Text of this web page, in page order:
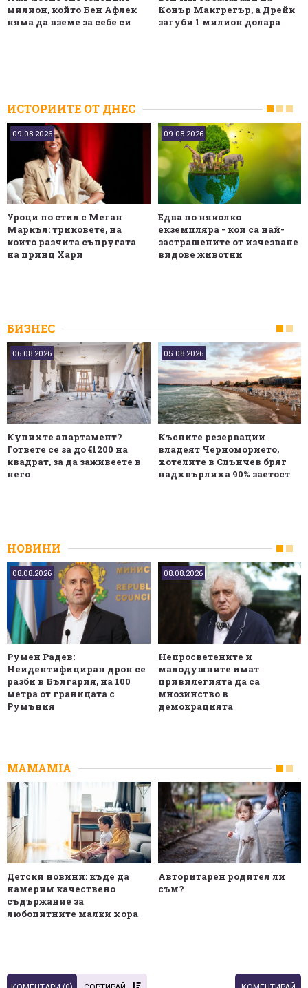
милион, който Бен Афлек
няма да вземе за себе си
Конър Макгрегър, а Дрейк
загуби 1 милион долара
ИСТОРИИТЕ ОТ ДНЕС
09.08.2026
Уроци по стил с Меган
Маркъл: триковете, на
които разчита съпругата
на принц Хари
09.08.2026
Едва по няколко
екземпляра - кои са най-
застрашените от изчезване
видове животни
БИЗНЕС
06.08.2026
Купихте апартамент?
Гответе се за до €1200 на
квадрат, за да заживеете в
него
05.08.2026
Късните резервации
владеят Черноморието,
хотелите в Слънчев бряг
надхвърлиха 90% заетост
НОВИНИ
08.08.2026
Румен Радев:
Неидентифициран дрон се
разби в България, на 100
метра от границата с
Румъния
08.08.2026
Непросветените и
малодушните имат
привилегията да са
мнозинство в
демокрацията
MAMAMIA
Детски новини: къде да
намерим качествено
съдържание за
любопитните малки хора
Авторитарен родител ли
съм?